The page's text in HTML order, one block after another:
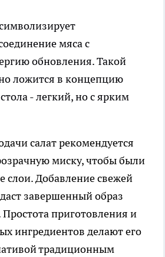
мяса с
обновления. Такой
ложится в концепцию
- легкий, но с ярким
салат рекомендуется
миску, чтобы были
слои. Добавление свежей
завершенный образ
приготовления и
ингредиентов делают его
традиционным